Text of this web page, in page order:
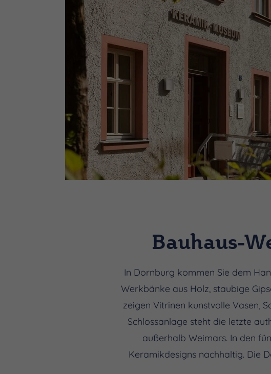
Bauhaus-
In Dornburg kommen Sie dem
Werkbänke aus Holz, staubige
zeigen Vitrinen kunstvolle Vasen,
Schlossanlage steht die letzte
außerhalb Weimars. In den
Keramikdesigns nachhaltig. Die